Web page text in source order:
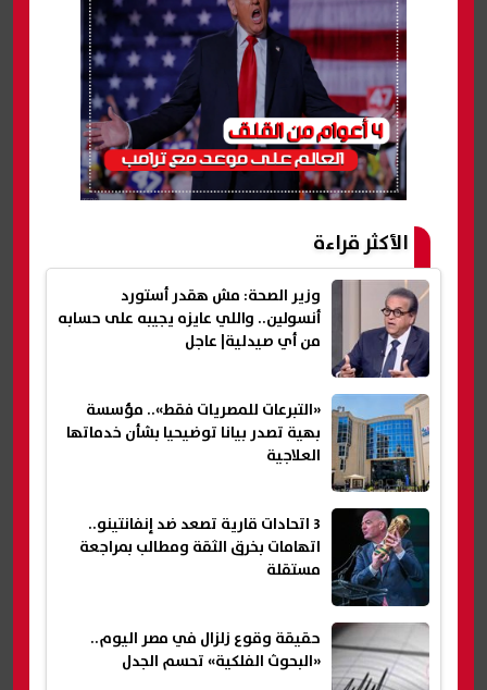
الأكثر قراءة
وزير الصحة: مش هقدر أستورد
أنسولين.. واللي عايزه يجيبه على حسابه
من أي صيدلية| عاجل
«التبرعات للمصريات فقط».. مؤسسة
بهية تصدر بيانا توضيحيا بشأن خدماتها
العلاجية
3 اتحادات قارية تصعد ضد إنفانتينو..
اتهامات بخرق الثقة ومطالب بمراجعة
مستقلة
حقيقة وقوع زلزال في مصر اليوم..
«البحوث الفلكية» تحسم الجدل